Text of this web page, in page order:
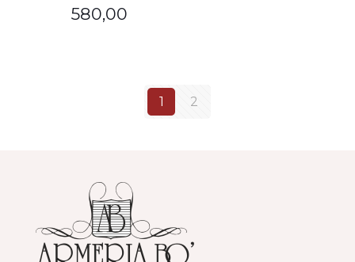
580,00
1 2